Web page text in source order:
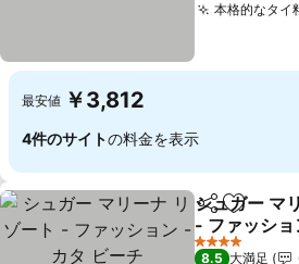
本格的なタイ
最安値 ￥3,812
4件のサイトの料金を表示
シェアお気に
シュガー マ
- ファッショ
チ
4 ホテルのランク
8.5 大満足